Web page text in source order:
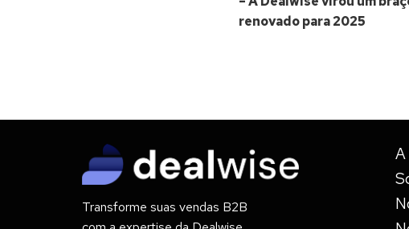
renovado para 2025
Transforme suas vendas B2B
A